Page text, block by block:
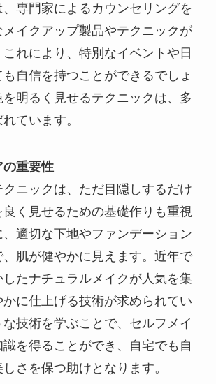
、専門家によるカウンセリングを
イクアップ製品やテクニックが
れにより、特別なイベントや日
自信を持つことができるでしょ
を明るく見せるテクニックは、多
ています。
の重要性
ニックは、ただ目隠しするだけ
く見せるための基礎作りも重視
適切な下地やファンデーション
、肌が健やかに見えます。近年で
たナチュラルメイクが人気を集
に仕上げる技術が求められてい
技術を学ぶことで、セルフメイ
を得ることができ、自宅でも自
さを保つ助けとなります。